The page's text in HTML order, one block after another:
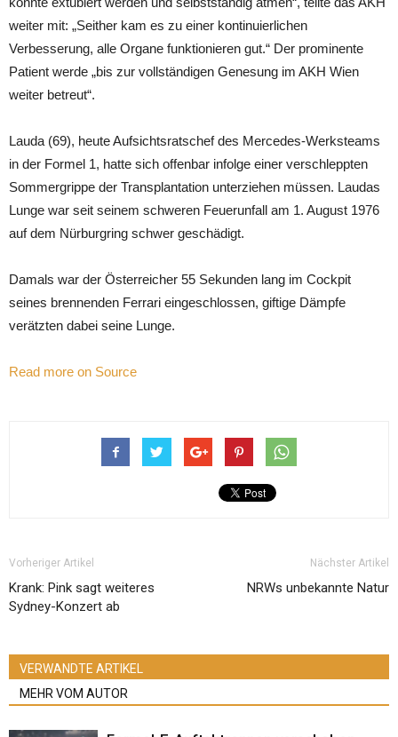
weiter mit: „Seither kam es zu einer kontinuierlichen
Verbesserung, alle Organe funktionieren gut.“ Der prominente
Patient werde „bis zur vollständigen Genesung im AKH Wien
weiter betreut“.
Lauda (69), heute Aufsichtsratschef des Mercedes-Werksteams
in der Formel 1, hatte sich offenbar infolge einer verschleppten
Sommergrippe der Transplantation unterziehen müssen. Laudas
Lunge war seit seinem schweren Feuerunfall am 1. August 1976
auf dem Nürburgring schwer geschädigt.
Damals war der Österreicher 55 Sekunden lang im Cockpit
seines brennenden Ferrari eingeschlossen, giftige Dämpfe
verätzten dabei seine Lunge.
Read more on Source
Vorheriger Artikel
Krank: Pink sagt weiteres
Sydney-Konzert ab
Nächster Artikel
NRWs unbekannte Natur
VERWANDTE ARTIKEL
MEHR VOM AUTOR